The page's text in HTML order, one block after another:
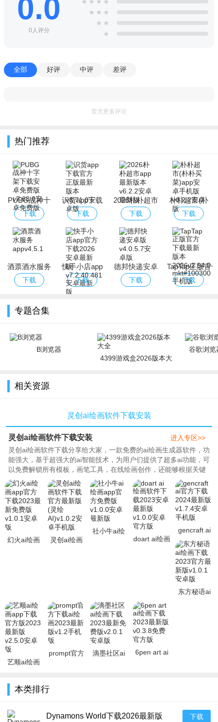
0.0
0人评分
★ ★ ★
★ ★
★
全部 好评 中评 差评
暂无更多评论
热门推荐
PUBG战神十
字架下载安卓
免费版
下载
识货app下载
官方正版最新
下载
2026朴朴超市
app最新版本
下载
朴朴超市(朴
朴买菜)app安
卓手机版
下载
酒票酒水服务
app
下载
快手小店app
官方下载2026
安卓最新版
下载
德邦快递安卓
版
下载
TapTap正版官
方下载最新版
下载
专题合集
B浏览器
4399游戏盒2026版本大
谷歌浏览
相关资源
灵创ai绘画软件下载安装
灵创ai绘画软件下载安装
灵创ai绘画软件下载分享给大家，一款免费的ai绘画生成器软件，功
能强大，基于超强大的ai智能技术，为用户们提供了超多ai功能，可
以免费解锁所有模板，画笔工具，在线绘画创作，还能够根据关键
词描述，快速生成各种与众不同的画作，289特别整理了灵创ai绘画
app官方版/安卓版/ios下载所有版本，希望满足大家的绘画需求！..
进入专区>>
幻火ai绘画
灵创ai绘画
社小牛ai绘
doart ai绘画
gencraft ai
官方下载
2024最新版
v1.7.4安卓
手机版
东方秘语ai
艺顺ai绘画
新版v2.5.0
prompt官方
滴墨社区ai
6pen art ai
本类排行
Dynamons World下载2026最新版
下载